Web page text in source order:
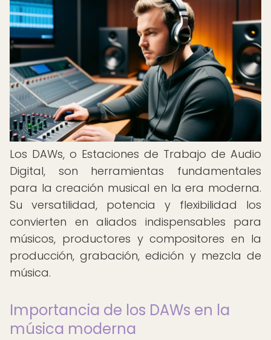
Los DAWs, o Estaciones de Trabajo de Audio
Digital, son herramientas fundamentales
para la creación musical en la era moderna.
Su versatilidad, potencia y flexibilidad los
convierten en aliados indispensables para
músicos, productores y compositores en la
producción, grabación, edición y mezcla de
música.
Importancia de los DAWs en la
música moderna